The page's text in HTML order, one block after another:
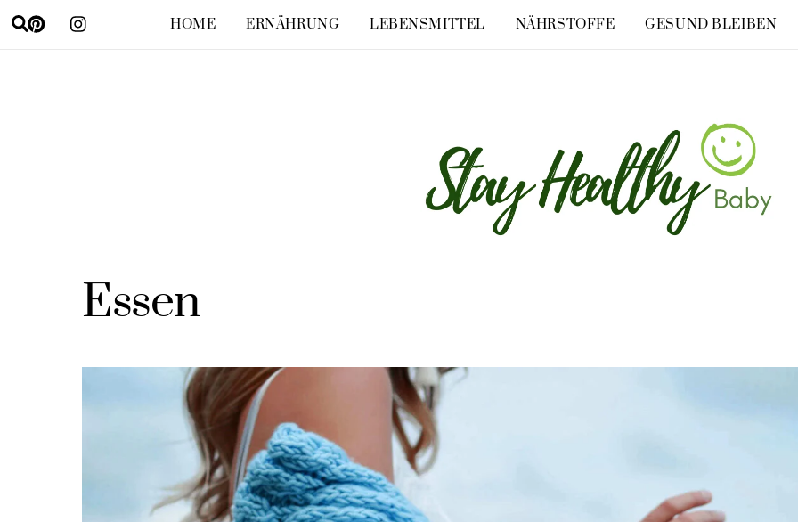
Skip Search HOME ERNÄHRUNG LEBENSMITTEL NÄHRSTOFFE GESUND BLEIBEN
Essen